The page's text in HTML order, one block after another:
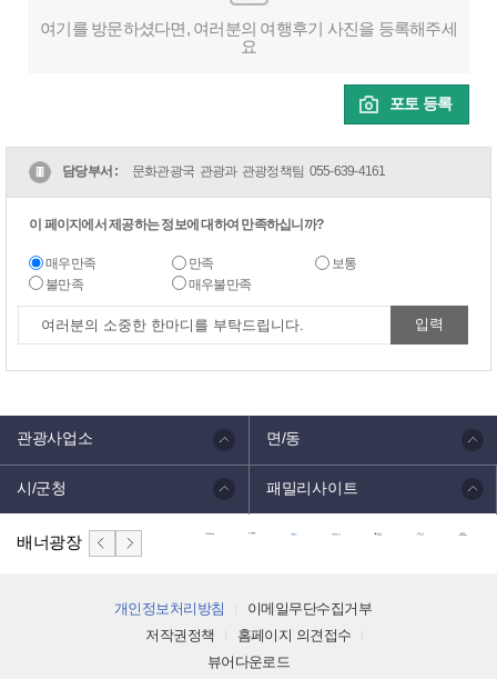
여기를 방문하셨다면, 여러분의 여행후기 사진을 등록해주세
요
포토 등록
담당부서 : 문화관광국 관광과 관광정책팀 055-639-4161
이 페이지에서 제공하는 정보에 대하여 만족하십니까?
매우만족 만족
보통
불만족
매우불만족
관광사업소 면/동
시/군청 패밀리사이트
배너광장
개인정보처리방침
이메일무단수집거부
저작권정책
홈페이지 의견접수
뷰어다운로드